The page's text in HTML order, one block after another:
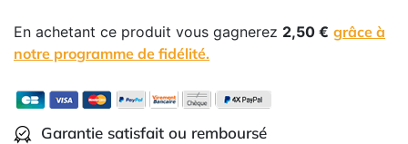
En achetant ce produit vous gagnerez 2,50 € grâce à
notre programme de fidélité.
Garantie satisfait ou remboursé